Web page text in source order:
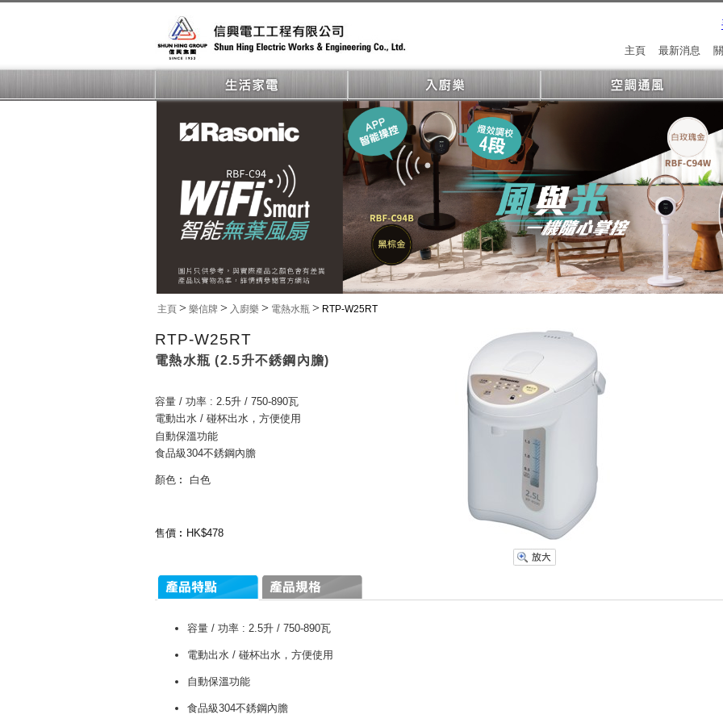
最新消息
主頁
主頁 > 樂信牌 > 入廚樂 > 電熱水瓶 > RTP-W25RT
RTP-W25RT
電熱水瓶 (2.5升不銹鋼內膽)
容量 / 功率 : 2.5升 / 750-890瓦
電動出水 / 碰杯出水，方便使用
自動保溫功能
食品級304不銹鋼內膽
顏色︰ 白色
售價︰HK$478
容量 / 功率 : 2.5升 / 750-890瓦
電動出水 / 碰杯出水，方便使用
自動保溫功能
食品級304不銹鋼內膽